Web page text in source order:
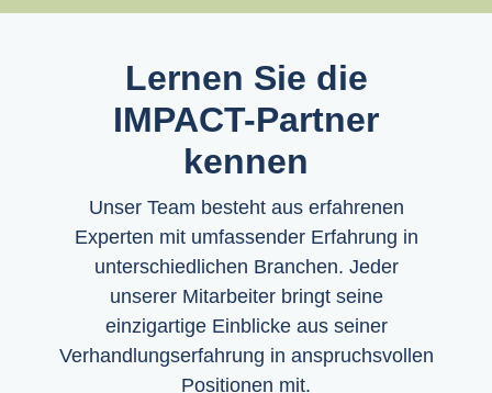
Lernen Sie die
IMPACT-Partner
kennen
Unser Team besteht aus erfahrenen
Experten mit umfassender Erfahrung in
unterschiedlichen Branchen. Jeder
unserer Mitarbeiter bringt seine
einzigartige Einblicke aus seiner
Verhandlungserfahrung in anspruchsvollen
Positionen mit.